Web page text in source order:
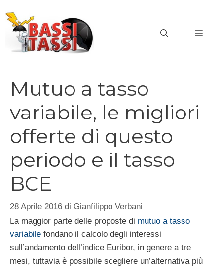
contenuto
Mutuo a tasso
variabile, le migliori
offerte di questo
periodo e il tasso
BCE
28 Aprile 2016 di Gianfilippo Verbani
La maggior parte delle proposte di mutuo a tasso
variabile fondano il calcolo degli interessi
sull’andamento dell’indice Euribor, in genere a tre
mesi, tuttavia è possibile scegliere un’alternativa più